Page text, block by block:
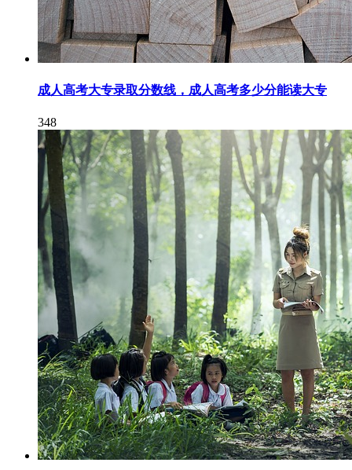
成人高考大专录取分数线，成人高考多少分能读大专
348